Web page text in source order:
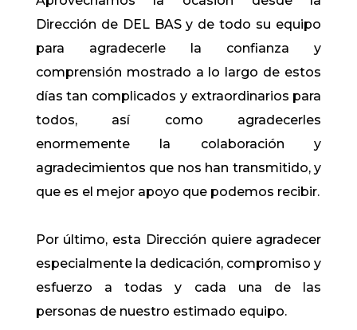
Dirección de DEL BAS y de todo su equipo
para agradecerle la confianza y
comprensión mostrado a lo largo de estos
días tan complicados y extraordinarios para
todos, así como agradecerles
enormemente la colaboración y
agradecimientos que nos han transmitido, y
que es el mejor apoyo que podemos recibir.
Por último, esta Dirección quiere agradecer
especialmente la dedicación, compromiso y
esfuerzo a todas y cada una de las
personas de nuestro estimado equipo.